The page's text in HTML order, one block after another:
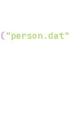
( "person.dat"